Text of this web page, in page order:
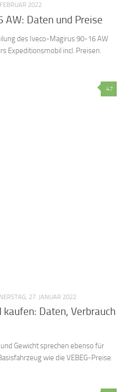
2022
Daten und Preise
des Iveco-Magirus 90-16 AW
Expeditionsmobil incl. Preisen.
47
27. JANUAR 2022
Daten, Verbrauch
Gewicht sprechen ebenso für
wie die VEBEG-Preise.